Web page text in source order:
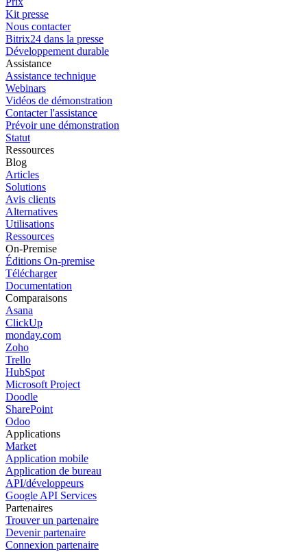
Kit presse
Nous contacter
Bitrix24 dans la presse
Développement durable
Assistance
Assistance technique
Webinars
Vidéos de démonstration
Contacter l'assistance
Prévoir une démonstration
Statut
Ressources
Blog
Articles
Solutions
Avis clients
Alternatives
Utilisations
Ressources
On-Premise
Éditions On-premise
Télécharger
Documentation
Comparaisons
Asana
ClickUp
monday.com
Zoho
Trello
HubSpot
Microsoft Project
Doodle
SharePoint
Odoo
Applications
Market
Application mobile
Application de bureau
API/développeurs
Google API Services
Partenaires
Trouver un partenaire
Devenir partenaire
Connexion partenaire